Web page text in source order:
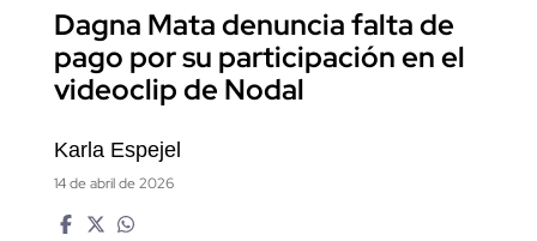
Dagna Mata denuncia falta de
pago por su participación en el
videoclip de Nodal
Karla Espejel
14 de abril de 2026